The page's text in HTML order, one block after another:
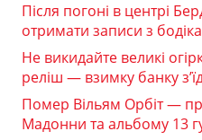
Після погоні в центрі
отримати записи з
Не викидайте великі
реліш — взимку банку
Помер Вільям Орбіт —
Мадонни та альбому 13